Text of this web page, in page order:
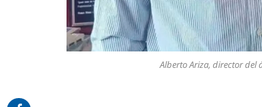
Alberto Ariza, director del